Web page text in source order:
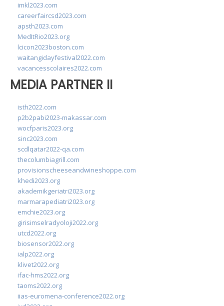
imkl2023.com
careerfaircsd2023.com
apsth2023.com
MedItRio2023.org
lcicon2023boston.com
waitangidayfestival2022.com
vacancesscolaires2022.com
MEDIA PARTNER II
isth2022.com
p2b2pabi2023-makassar.com
wocfparis2023.org
sinc2023.com
scdlqatar2022-qa.com
thecolumbiagrill.com
provisionscheeseandwineshoppe.com
khedi2023.org
akademikgeriatri2023.org
marmarapediatri2023.org
emchie2023.org
girisimselradyoloji2022.org
utcd2022.org
biosensor2022.org
ialp2022.org
klivet2022.org
ifac-hms2022.org
taoms2022.org
iias-euromena-conference2022.org